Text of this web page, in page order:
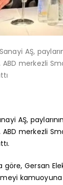
AŞ,
merkezli
AŞ,
merkezli
göre, Gersan